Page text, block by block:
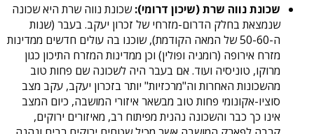
שכונת נווה שרת (שיכון דרומי):שכונת נווה שרת היא שכונה
שנמצאת בחלק הדרום-מזרחי של זכרון יעקב. בעבר (שנות
ה-50-60 של המאה הקודמת), שוכנו בה עולים חדשים ממדינות
מזרח אירופה (רומניה ופולין) וכן ממדינות המזרח התיכון כגון
מרוקו, טוניסיה ועוד. אם בעבר היה לשכונה שם פחות טוב
מהשכונות האחרות וה"מרכזיות" יותר בזכרון יעקב, עקב מצב
סוציו-אקונומי פחות טוב מבשאר איזורי המושבה, כיום המצב
אינו כך כבר והשכונה נהנית מפיתוח רב, מאיזורים ירוקים,